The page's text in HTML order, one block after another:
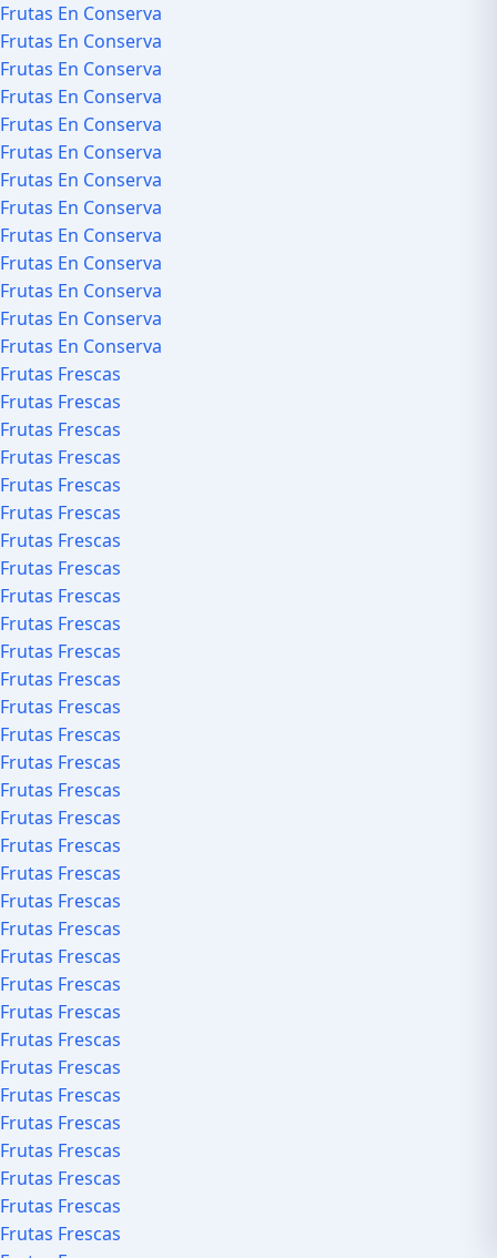
Frutas En Conserva
Frutas En Conserva
Frutas En Conserva
Frutas En Conserva
Frutas En Conserva
Frutas En Conserva
Frutas En Conserva
Frutas En Conserva
Frutas En Conserva
Frutas En Conserva
Frutas En Conserva
Frutas En Conserva
Frutas En Conserva
Frutas Frescas
Frutas Frescas
Frutas Frescas
Frutas Frescas
Frutas Frescas
Frutas Frescas
Frutas Frescas
Frutas Frescas
Frutas Frescas
Frutas Frescas
Frutas Frescas
Frutas Frescas
Frutas Frescas
Frutas Frescas
Frutas Frescas
Frutas Frescas
Frutas Frescas
Frutas Frescas
Frutas Frescas
Frutas Frescas
Frutas Frescas
Frutas Frescas
Frutas Frescas
Frutas Frescas
Frutas Frescas
Frutas Frescas
Frutas Frescas
Frutas Frescas
Frutas Frescas
Frutas Frescas
Frutas Frescas
Frutas Frescas